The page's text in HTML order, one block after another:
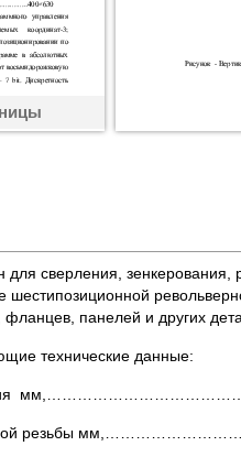
сверления, зенкерования,
шестипозиционной
панелей и других
технические данные:
резьбы